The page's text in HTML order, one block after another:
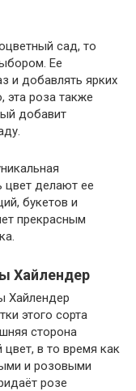
сад, то
Ее
и добавлять ярких
эта роза также
добавит
цвет делают ее
букетов и
прекрасным
Хайлендер
Хайлендер
этого сорта
сторона
в то время как
и розовыми
розе